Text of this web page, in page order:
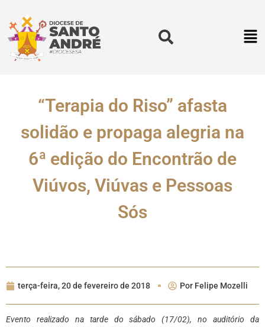
“Terapia do Riso” afasta
solidão e propaga alegria na
6ª edição do Encontrão de
Viúvos, Viúvas e Pessoas
Sós
terça-feira, 20 de fevereiro de 2018 Por Felipe Mozelli
Evento realizado na tarde do sábado (17/02), no auditório da